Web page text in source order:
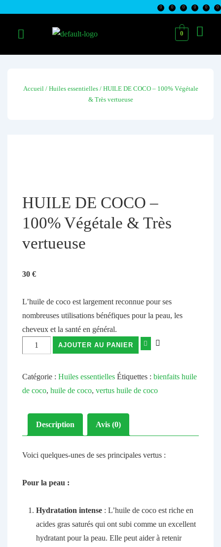
0
Accueil / Huiles essentielles/ HUILE DE COCO – 100% Végétale
& Très vertueuse
HUILE DE COCO –
100% Végétale & Très
vertueuse
30 €
L’huile de coco est largement reconnue pour ses
nombreuses utilisations bénéfiques pour la peau, les
cheveux et la santé en général.
AJOUTER AU PANIER
Catégorie : Huiles essentielles Étiquettes : bienfaits huile
de coco, huile de coco, vertus huile de coco
Description Avis (0)
Voici quelques-unes de ses principales vertus :
Pour la peau :
Hydratation intense : L’huile de coco est riche en
acides gras saturés qui ont subi comme un excellent
hydratant pour la peau. Elle peut aider à retenir